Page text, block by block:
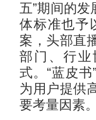
五”期间的
体标准也予
案，头部直
部门、行
式。“蓝皮
为用户提供
要考量因素。